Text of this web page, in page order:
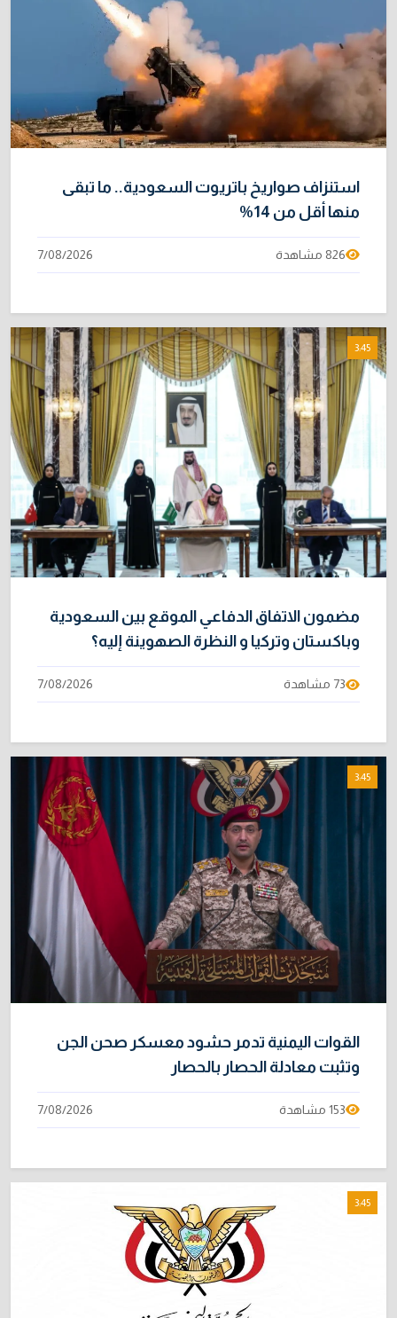
استنزاف صواريخ باتريوت السعودية.. ما تبقى
منها أقل من 14%
826 مشاهدة 7/08/2026
3:45
مضمون الاتفاق الدفاعي الموقع بين السعودية
وباكستان وتركيا و النظرة الصهوينة إليه؟
73 مشاهدة 7/08/2026
3:45
القوات اليمنية تدمر حشود معسكر صحن الجن
وتثبت معادلة الحصار بالحصار
153 مشاهدة 7/08/2026
3:45